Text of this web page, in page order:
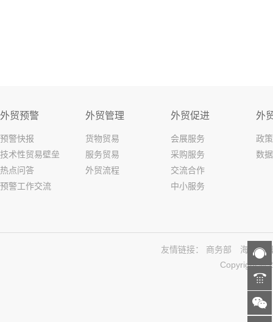
外贸预警
预警快报
技术性贸易壁垒
热点问答
预警工作交流
外贸管理
货物贸易
服务贸易
外贸流程
外贸促进
会展服务
采购服务
交流合作
中小服务
外
政
数
友情链接： 商务部
海关总
Copyright ©